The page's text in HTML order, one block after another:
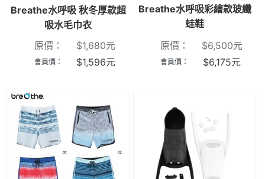
Breathe水呼吸 秋冬厚款超
吸水毛巾衣
原價：
$1,680元
會員價： $1,596元
Breathe水呼吸彩繪款玻纖
蛙鞋
原價：
$6,500元
會員價： $6,175元